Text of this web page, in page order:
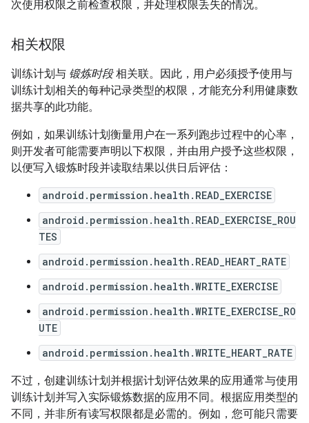
次使用权限之前检查权限，并处理权限丢失的情况。
相关权限
训练计划与 锻炼时段相关联。因此，用户必须授予使用与
训练计划相关的每种记录类型的权限，才能充分利用健康数
据共享的此功能。
例如，如果训练计划衡量用户在一系列跑步过程中的心率，
则开发者可能需要声明以下权限，并由用户授予这些权限，
以便写入锻炼时段并读取结果以供日后评估：
android.permission.health.READ_EXERCISE
android.permission.health.READ_EXERCISE_ROU
TES
android.permission.health.READ_HEART_RATE
android.permission.health.WRITE_EXERCISE
android.permission.health.WRITE_EXERCISE_RO
UTE
android.permission.health.WRITE_HEART_RATE
不过，创建训练计划并根据计划评估效果的应用通常与使用
训练计划并写入实际锻炼数据的应用不同。根据应用类型的
不同，并非所有读写权限都是必需的。例如，您可能只需要